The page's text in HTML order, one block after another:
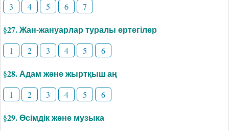
3 4 5 6 7
§27. Жан-жануарлар туралы ертегілер
1 2 3 4 5 6
§28. Адам және жыртқыш аң
1 2 3 4 5 6
§29. Өсімдік және музыка